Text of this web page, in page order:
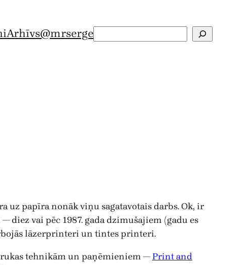
Arhīvs@mrsergeSearch
uz papīra nonāk viņu sagatavotais darbs. Ok, ir
vai pēc 1987. gada dzimušajiem (gadu es
lāzerprinteri un tintes printeri.
tehnikām un paņēmieniem —Print and